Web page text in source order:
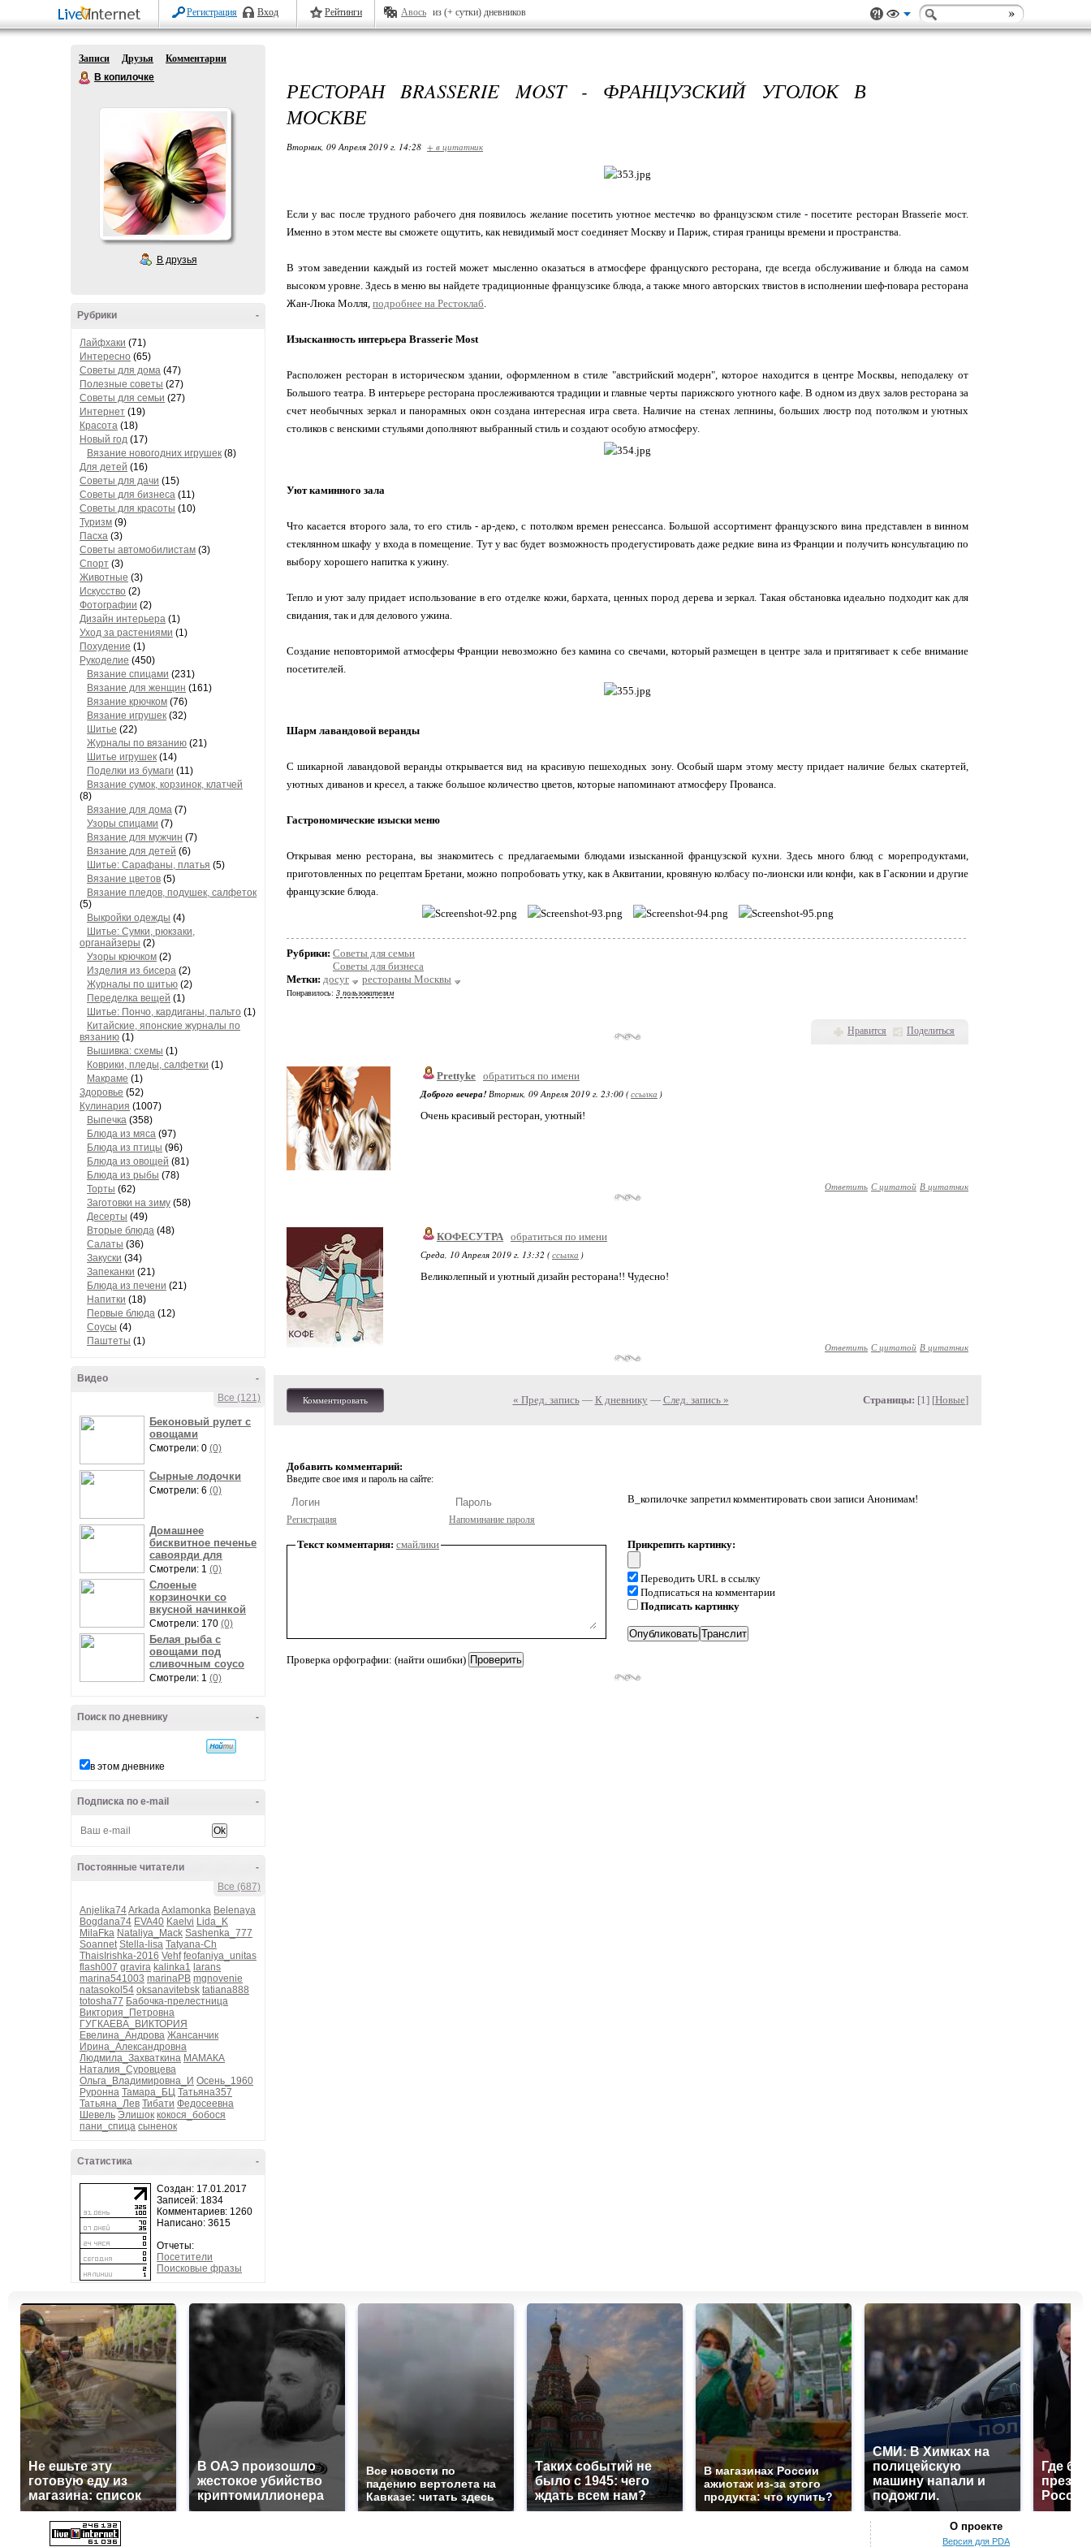
Регистрация Вход Рейтинги Авось из (+ сутки) дневников
Записи Друзья
Комментарии
В копилочке
В друзья
-
Рубрики
Лайфхаки (71)
Интересно (65)
Советы для дома (47)
Полезные советы (27)
Советы для семьи (27)
Интернет (19)
Красота (18)
Новый год (17)
Вязание новогодних игрушек (8)
Для детей (16)
Советы для дачи (15)
Советы для бизнеса (11)
Советы для красоты (10)
Туризм (9)
Пасха (3)
Советы автомобилистам (3)
Спорт (3)
Животные (3)
Искусство (2)
Фотографии (2)
Дизайн интерьера (1)
Уход за растениями (1)
Похудение (1)
Рукоделие (450)
Вязание спицами (231)
Вязание для женщин (161)
Вязание крючком (76)
Вязание игрушек (32)
Шитье (22)
Журналы по вязанию (21)
Шитье игрушек (14)
Поделки из бумаги (11)
Вязание сумок, корзинок, клатчей
(8)
Вязание для дома (7)
Узоры спицами (7)
Вязание для мужчин (7)
Вязание для детей (6)
Шитье: Сарафаны, платья (5)
Вязание цветов (5)
Вязание пледов, подушек, салфеток
(5)
Выкройки одежды (4)
Шитье: Сумки, рюкзаки,
органайзеры (2)
Узоры крючком (2)
Изделия из бисера (2)
Журналы по шитью (2)
Переделка вещей (1)
Шитье: Пончо, кардиганы, пальто (1)
Китайские, японские журналы по
вязанию (1)
Вышивка: схемы (1)
Коврики, пледы, салфетки (1)
Макраме (1)
Здоровье (52)
Кулинария (1007)
Выпечка (358)
Блюда из мяса (97)
Блюда из птицы (96)
Блюда из овощей (81)
Блюда из рыбы (78)
Торты (62)
Заготовки на зиму (58)
Десерты (49)
Вторые блюда (48)
Салаты (36)
Закуски (34)
Запеканки (21)
Блюда из печени (21)
Напитки (18)
Первые блюда (12)
Соусы (4)
Паштеты (1)
-
Видео
Все (121)
Беконовый рулет с
овощами
Смотрели: 0 (0)
Сырные лодочки
Смотрели: 6 (0)
Домашнее
бисквитное печенье
савоярди для
Смотрели: 1 (0)
Слоеные
корзиночки со
вкусной начинкой
Смотрели: 170 (0)
Белая рыба с
овощами под
сливочным соусо
Смотрели: 1 (0)
-
Поиск по дневнику
в этом дневнике
-
Подписка по e-mail
-
Постоянные читатели
Все (687)
Anjelika74ArkadaAxlamonka Belenaya
Bogdana74 EVA40 Kaelvi Lida_K
MilaFka Nataliya_Mack Sashenka_777
Soannet Stella-lisa Tatyana-Ch
ThaisIrishka-2016 Vehf feofaniya_unitas
flash007 gravira kalinka1 larans
marina541003 marinaPB mgnovenie
natasokol54 oksanavitebsk tatiana888
totosha77 Бабочка-прелестница
Виктория_Петровна
ГУГКАЕВА_ВИКТОРИЯ
Евелина_Андрова Жансанчик
Ирина_Александровна
Людмила_Захваткина МАМАКА
Наталия_Суровцева
Ольга_Владимировна_И Осень_1960
Руронна Тамара_БЦ Татьяна357
Татьяна_Лев Тибати Федосеевна
Шевель Элишок кокося_бобося
пани_спица сыненок
-
Статистика
Создан: 17.01.2017
Записей: 1834
Комментариев: 1260
Написано: 3615
Отчеты:
Посетители
Поисковые фразы
РЕСТОРАН BRASSERIE MOST - ФРАНЦУЗСКИЙ УГОЛОК В
МОСКВЕ
Вторник, 09 Апреля 2019 г. 14:28 + в цитатник
Если у вас после трудного рабочего дня появилось желание посетить уютное местечко во французском стиле - посетите ресторан Brasserie мост.
Именно в этом месте вы сможете ощутить, как невидимый мост соединяет Москву и Париж, стирая границы времени и пространства.
В этом заведении каждый из гостей может мысленно оказаться в атмосфере француского ресторана, где всегда обслуживание и блюда на самом
высоком уровне. Здесь в меню вы найдете традиционные французсике блюда, а также много авторских твистов в исполнении шеф-повара ресторана
Жан-Люка Молля, подробнее на Рестоклаб.
Изысканность интерьера Brasserie Most
Расположен ресторан в историческом здании, оформленном в стиле "австрийский модерн", которое находится в центре Москвы, неподалеку от
Большого театра. В интерьере ресторана прослеживаются традиции и главные черты парижского уютного кафе. В одном из двух залов ресторана за
счет необычных зеркал и панорамных окон создана интересная игра света. Наличие на стенах лепнины, больших люстр под потолком и уютных
столиков с венскими стульями дополняют выбранный стиль и создают особую атмосферу.
Уют каминного зала
Что касается второго зала, то его стиль - ар-деко, с потолком времен ренессанса. Большой ассортимент французского вина представлен в винном
стеклянном шкафу у входа в помещение. Тут у вас будет возможность продегустировать даже редкие вина из Франции и получить консультацию по
выбору хорошего напитка к ужину.
Тепло и уют залу придает использование в его отделке кожи, бархата, ценных пород дерева и зеркал. Такая обстановка идеально подходит как для
свидания, так и для делового ужина.
Создание неповторимой атмосферы Франции невозможно без камина со свечами, который размещен в центре зала и притягивает к себе внимание
посетителей.
Шарм лавандовой веранды
С шикарной лавандовой веранды открывается вид на красивую пешеходных зону. Особый шарм этому месту придает наличие белых скатертей,
уютных диванов и кресел, а также большое количество цветов, которые напоминают атмосферу Прованса.
Гастрономические изыски меню
Открывая меню ресторана, вы знакомитесь с предлагаемыми блюдами изысканной французской кухни. Здесь много блюд с морепродуктами,
приготовленных по рецептам Бретани, можно попробовать утку, как в Аквитании, кровяную колбасу по-лионски или конфи, как в Гасконии и другие
французские блюда.
Рубрики: Советы для семьи
Советы для бизнеса
Метки: досуг рестораны Москвы
Понравилось: 3 пользователям
Нравится Поделиться
Prettyke обратиться по имени
Доброго вечера! Вторник, 09 Апреля 2019 г. 23:00 (ссылка )
Очень красивый ресторан, уютный!
Ответить С цитатой В цитатник
КОФЕСУТРА обратиться по имени
Среда, 10 Апреля 2019 г. 13:32 (ссылка )
Великолепный и уютный дизайн ресторана!! Чудесно!
Ответить С цитатой В цитатник
Комментировать « Пред. запись— К дневнику — След. запись » Страницы: [1] [Новые]
Добавить комментарий:
Введите свое имя и пароль на сайте:
Регистрация Напоминание пароля
В_копилочке запретил комментировать свои записи Анонимам!
Текст комментария: смайлики
Проверка орфографии: (найти ошибки)
Прикрепить картинку:
Переводить URL в ссылку
Подписаться на комментарии
Подписать картинку
Не ешьте эту
готовую еду из
магазина: список
В ОАЭ произошло
жестокое убийство
криптомиллионера
Все новости по
падению вертолета на
Кавказе: читать здесь
Таких событий не
было с 1945: чего
ждать всем нам?
В магазинах России
ажиотаж из-за этого
продукта: что купить?
СМИ: В Химках на
полицейскую
машину напали и
подожгли.
Где
О проекте
Версия для PDA